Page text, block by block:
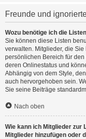
Freunde und
Wozu benötige ich die
Sie können diese Listen
verwalten. Mitglieder, die
persönlichen Bereich für
deren Onlinestatus und
Abhängig von dem Style,
auch hervorgehoben sein.
Sie seine Beiträge
Nach oben
Wie kann ich Mitglieder zur
Mitglieder hinzufügen oder